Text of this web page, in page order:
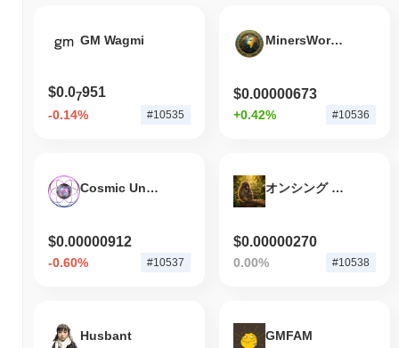
GM Wagmi
$0.07951
-0.14% #10535
MinersWorldCoin
$0.00000673
+0.42% #10536
Cosmic Universe Magic
$0.00000912
-0.60% #10537
オンシング (Onsing)
$0.00000270
0.00% #10538
Husbant GMFAM